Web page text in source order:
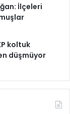
İlçeleri
koltuk
düşmüyor